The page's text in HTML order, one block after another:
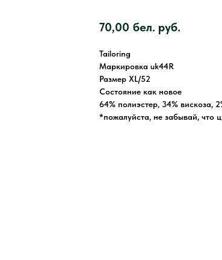
70,00 бел. руб.
Tailoring
Маркировка uk44R
Размер XL/52
Состояние как новое
64% полиэстер, 34% вискоза,
*пожалуйста, не забывай, что